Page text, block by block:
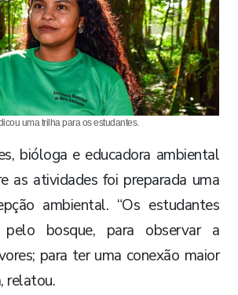
uma trilha para os estudantes.
bióloga e educadora ambiental
as atividades foi preparada uma
ambiental. “Os estudantes
pelo bosque, para observar a
para ter uma conexão maior
relatou.